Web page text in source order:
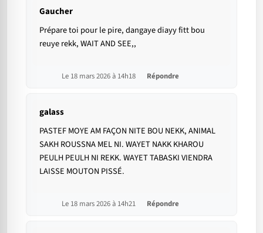
Gaucher
Prépare toi pour le pire, dangaye diayy fitt bou
reuye rekk, WAIT AND SEE,,
Le 18 mars 2026 à 14h18 Répondre
galass
PASTEF MOYE AM FAÇON NITE BOU NEKK, ANIMAL
SAKH ROUSSNA MEL NI. WAYET NAKK KHAROU
PEULH PEULH NI REKK. WAYET TABASKI VIENDRA
LAISSE MOUTON PISSÉ.
Le 18 mars 2026 à 14h21 Répondre